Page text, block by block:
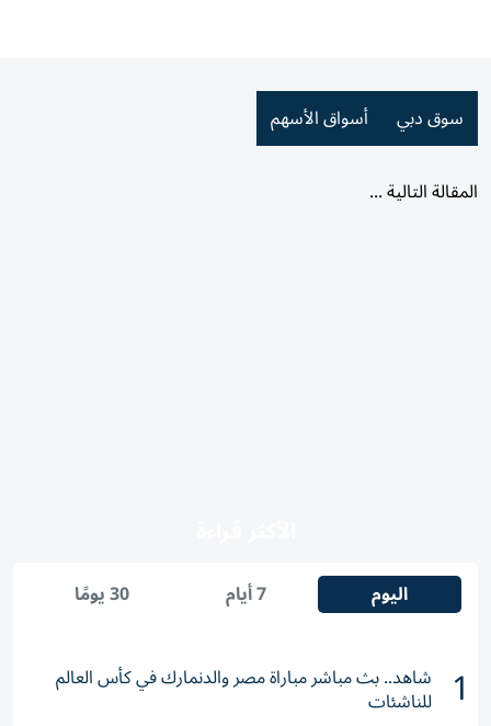
سوق دبي
أسواق الأسهم
المقالة التالية ...
اليوم 7 أيام 30 يومًا
1 شاهد.. بث مباشر مباراة مصر والدنمارك في كأس العالم
للناشئات